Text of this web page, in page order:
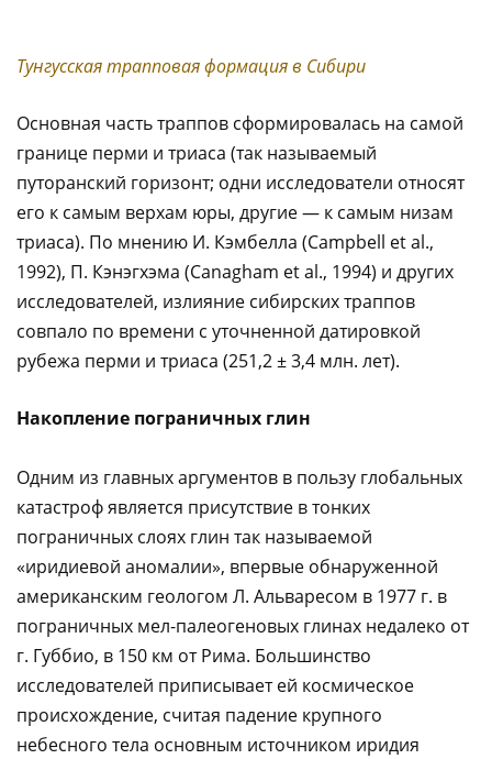
Тунгусская трапповая формация в Сибири
Основная часть траппов сформировалась на самой
границе перми и триаса (так называемый
путоранский горизонт; одни исследователи относят
его к самым верхам юры, другие — к самым низам
триаса). По мнению И. Кэмбелла (Campbell et al.,
1992), П. Кэнэгхэма (Canagham et al., 1994) и других
исследователей, излияние сибирских траппов
совпало по времени с уточненной датировкой
рубежа перми и триаса (251,2 ± 3,4 млн. лет).
Накопление пограничных глин
Одним из главных аргументов в пользу глобальных
катастроф является присутствие в тонких
пограничных слоях глин так называемой
«иридиевой аномалии», впервые обнаруженной
американским геологом Л. Альваресом в 1977 г. в
пограничных мел-палеогеновых глинах недалеко от
г. Губбио, в 150 км от Рима. Большинство
исследователей приписывает ей космическое
происхождение, считая падение крупного
небесного тела основным источником иридия